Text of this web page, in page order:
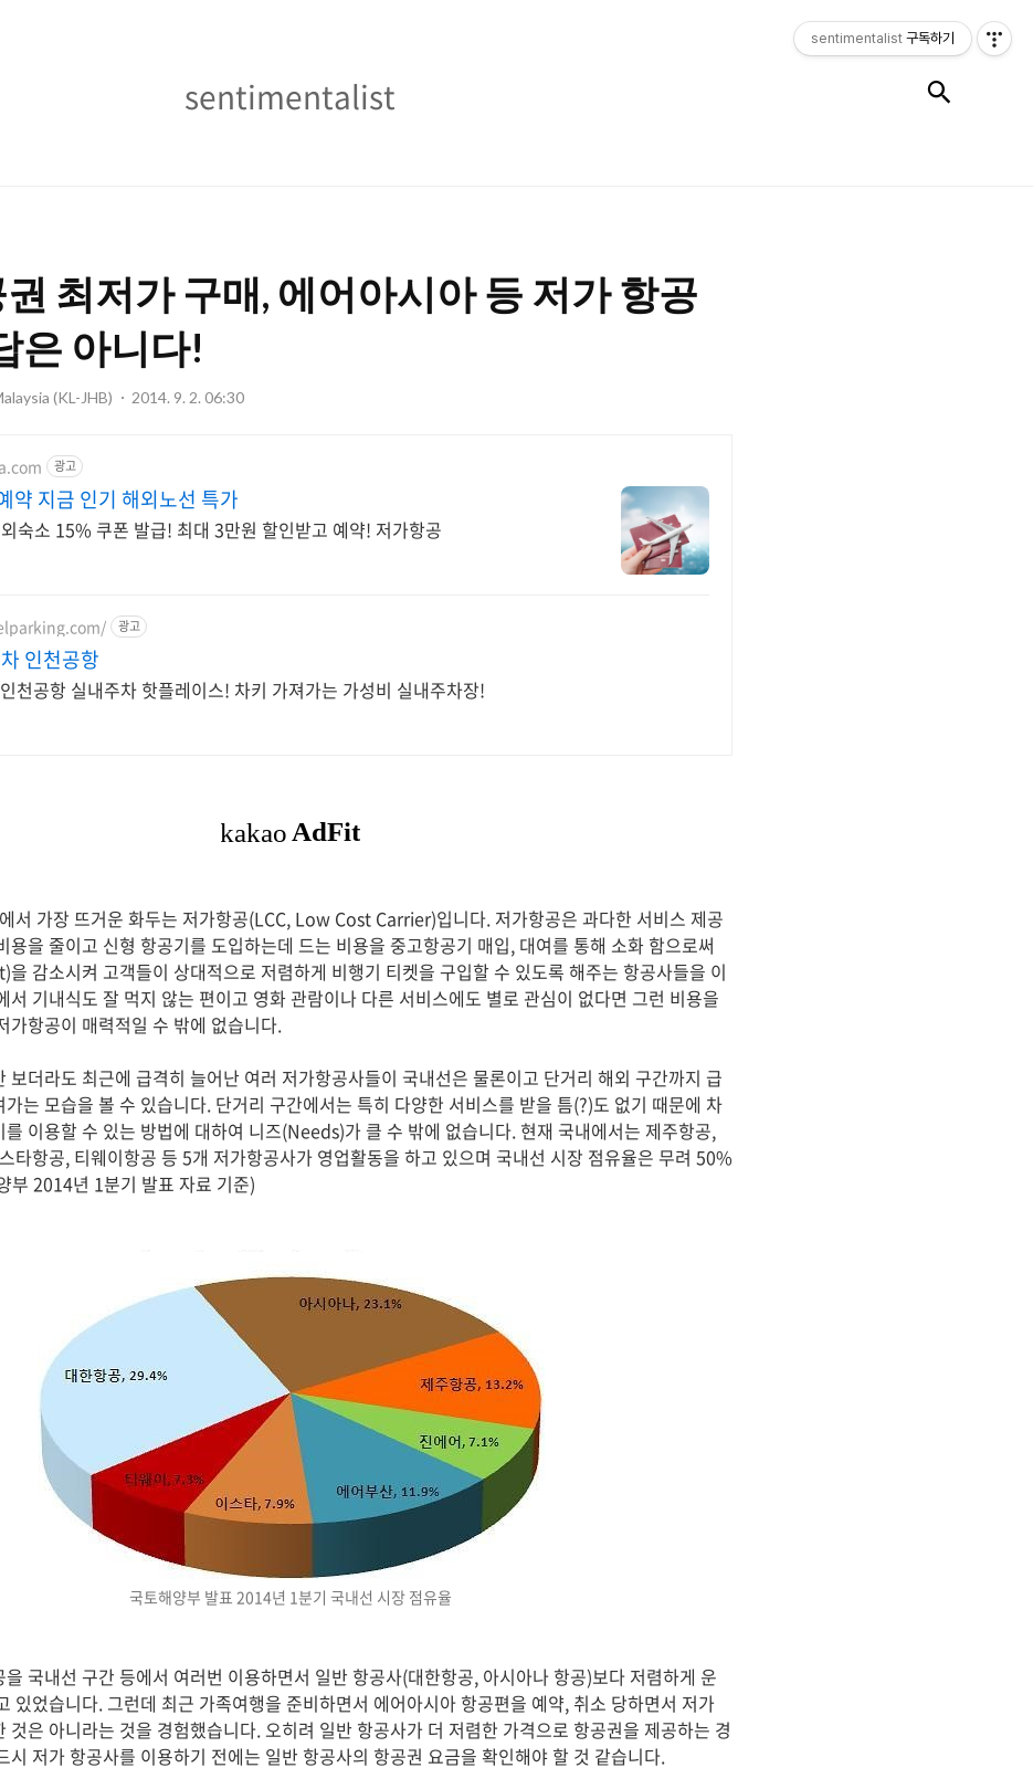
sentimentalist
최저가 구매, 에어아시아 등 저가 항공
은 아니다!
(KL-JHB) 2014. 9. 2. 06:30
광고
약 지금 인기 해외노선 특가
숙소 15% 쿠폰 발급! 최대 3만원 할인받고 예약! 저가항공
광고
인천공항
천공항 실내주차 핫플레이스! 차키 가져가는 가성비 실내주차장!
서 가장 뜨거운 화두는 저가항공(LCC, Low Cost Carrier)입니다. 저가항공은 과다한 서비스 제공
용을 줄이고 신형 항공기를 도입하는데 드는 비용을 중고항공기 매입, 대여를 통해 소화 함으로써
감소시켜 고객들이 상대적으로 저렴하게 비행기 티켓을 구입할 수 있도록 해주는 항공사들을 이
서 기내식도 잘 먹지 않는 편이고 영화 관람이나 다른 서비스에도 별로 관심이 없다면 그런 비용을
가항공이 매력적일 수 밖에 없습니다.
보더라도 최근에 급격히 늘어난 여러 저가항공사들이 국내선은 물론이고 단거리 해외 구간까지 급
는 모습을 볼 수 있습니다. 단거리 구간에서는 특히 다양한 서비스를 받을 틈(?)도 없기 때문에 차
이용할 수 있는 방법에 대하여 니즈(Needs)가 클 수 밖에 없습니다. 현재 국내에서는 제주항공,
타항공, 티웨이항공 등 5개 저가항공사가 영업활동을 하고 있으며 국내선 시장 점유율은 무려 50%
부 2014년 1분기 발표 자료 기준)
국토해양부 발표 2014년 1분기 국내선 시장 점유율
국내선 구간 등에서 여러번 이용하면서 일반 항공사(대한항공, 아시아나 항공)보다 저렴하게 운
있었습니다. 그런데 최근 가족여행을 준비하면서 에어아시아 항공편을 예약, 취소 당하면서 저가
것은 아니라는 것을 경험했습니다. 오히려 일반 항공사가 더 저렴한 가격으로 항공권을 제공하는 경
시 저가 항공사를 이용하기 전에는 일반 항공사의 항공권 요금을 확인해야 할 것 같습니다.
sentimentalist 구독하기